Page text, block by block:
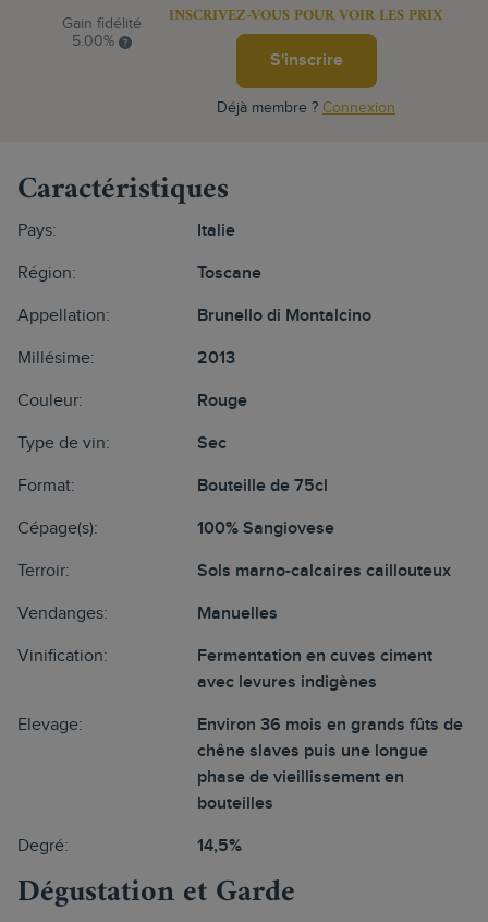
Gain fidélité
5.00%
INSCRIVEZ-VOUS POUR VOIR LES PRIX
S'inscrire
Déjà membre ? Connexion
Caractéristiques
Pays: Italie
Région: Toscane
Appellation: Brunello di Montalcino
Millésime: 2013
Couleur: Rouge
Type de vin: Sec
Format: Bouteille de 75cl
Cépage(s): 100% Sangiovese
Terroir: Sols marno-calcaires caillouteux
Vendanges: Manuelles
Vinification:
Fermentation en cuves ciment
avec levures indigènes
Elevage:
Environ 36 mois en grands fûts de
chêne slaves puis une longue
phase de vieillissement en
bouteilles
Degré: 14,5%
Dégustation et Garde